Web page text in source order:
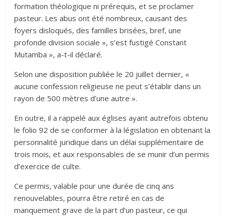
formation théologique ni prérequis, et se proclamer
pasteur. Les abus ont été nombreux, causant des
foyers disloqués, des familles brisées, bref, une
profonde division sociale », s’est fustigé Constant
Mutamba », a-t-il déclaré.
Selon une disposition publiée le 20 juillet dernier, «
aucune confession religieuse ne peut s’établir dans un
rayon de 500 mètres d’une autre ».
En outre, il a rappelé aux églises ayant autrefois obtenu
le folio 92 de se conformer à la législation en obtenant la
personnalité juridique dans un délai supplémentaire de
trois mois, et aux responsables de se munir d’un permis
d’exercice de culte.
Ce permis, valable pour une durée de cinq ans
renouvelables, pourra être retiré en cas de
manquement grave de la part d’un pasteur, ce qui